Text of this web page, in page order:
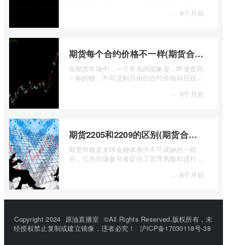
· 8个月前
期货每个合约价格不一样(期货合约之间的价格差)
在期货市场中，一个常见的现象是，即使是同
一标的物，不同交割月份的合约价格却往往不
· 8个月前
期货2205和2209的区别(期货合约2205什么意思)
期货市场是全球金融体系中不可或缺的一部
分，它为市场参与者提供了管理风险和进行价
· 8个月前
Copyright 2024 原油直播室 ©All Rights Reserved.版权所有，未
经授权禁止复制或建立镜像，违者必究！
沪ICP备17030118号-38